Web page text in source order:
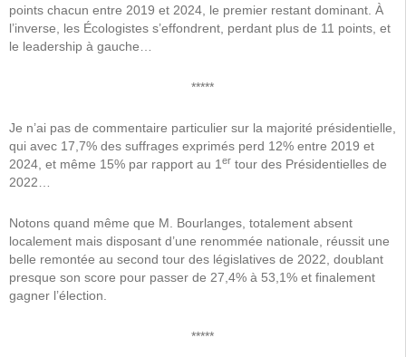
points chacun entre 2019 et 2024, le premier restant dominant. À
l’inverse, les Écologistes s’effondrent, perdant plus de 11 points, et
le leadership à gauche…
*****
Je n’ai pas de commentaire particulier sur la majorité présidentielle,
qui avec 17,7% des suffrages exprimés perd 12% entre 2019 et
2024, et même 15% par rapport au 1 er tour des Présidentielles de
2022…
Notons quand même que M. Bourlanges, totalement absent
localement mais disposant d’une renommée nationale, réussit une
belle remontée au second tour des législatives de 2022, doublant
presque son score pour passer de 27,4% à 53,1% et finalement
gagner l’élection.
*****